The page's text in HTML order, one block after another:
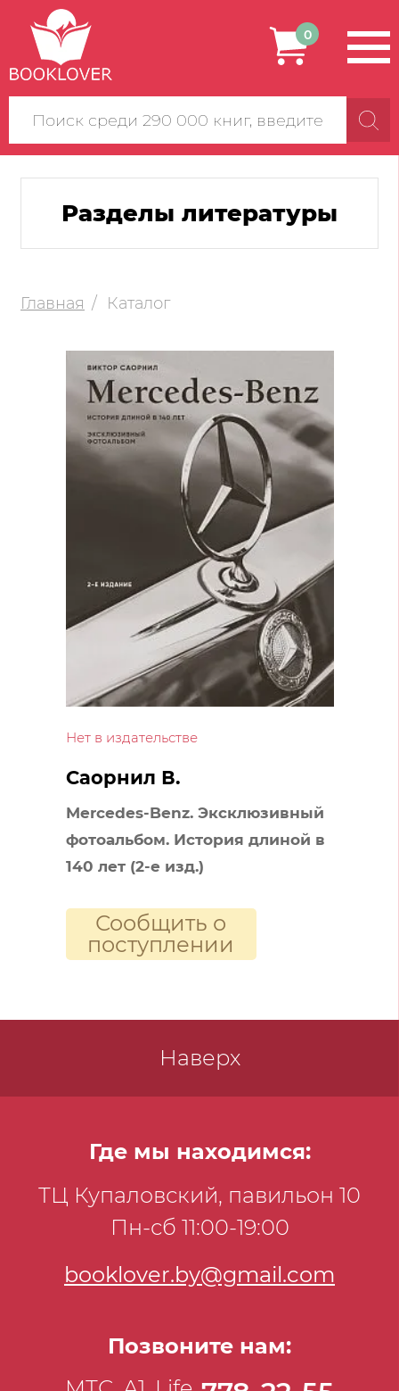
Поиск
по
сайту
0
Разделы литературы
Главная Каталог
Нет в издательстве
Саорнил В.
Mercedes-Benz. Эксклюзивный
фотоальбом. История длиной в
140 лет (2-е изд.)
Сообщить о
поступлении
Наверх
Где мы находимся:
ТЦ Купаловский, павильон 10
Пн-сб 11:00-19:00
booklover.by@gmail.com
Позвоните нам: